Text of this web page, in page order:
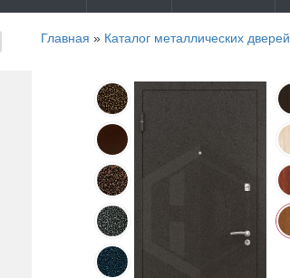
Главная » Каталог металлических дверей